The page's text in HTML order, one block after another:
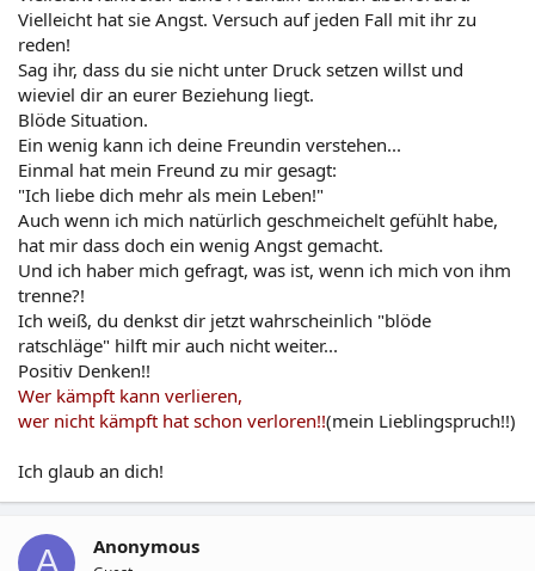
Vielleicht hat sie Angst. Versuch auf jeden Fall mit ihr zu
reden!
Sag ihr, dass du sie nicht unter Druck setzen willst und
wieviel dir an eurer Beziehung liegt.
Blöde Situation.
Ein wenig kann ich deine Freundin verstehen...
Einmal hat mein Freund zu mir gesagt:
"Ich liebe dich mehr als mein Leben!"
Auch wenn ich mich natürlich geschmeichelt gefühlt habe,
hat mir dass doch ein wenig Angst gemacht.
Und ich haber mich gefragt, was ist, wenn ich mich von ihm
trenne?!
Ich weiß, du denkst dir jetzt wahrscheinlich "blöde
ratschläge" hilft mir auch nicht weiter...
Positiv Denken!!
Wer kämpft kann verlieren,
wer nicht kämpft hat schon verloren!!(mein Lieblingspruch!!)
Ich glaub an dich!
A Anonymous